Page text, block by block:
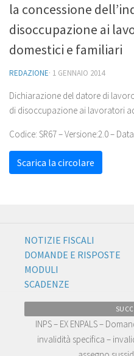
la concessione
disoccupazione ai
domestici e familiari
REDAZIONE· 1 GENNAIO 2014
Dichiarazione del datore di
di disoccupazione ai lavoratori
Codice: SR67 – Versione:2.0 –
Scarica la circolare
NOTIZIE FISCALI
DOMANDE E RISPOSTE
MODULI
SCADENZE
INPS – EX ENPALS –
invalidità specifica –